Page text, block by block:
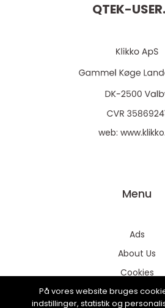
QTEK-USER.
web:
Menu
Ads
About Us
Cookies
Contact
På vores website bruges
indstillinger, statistik og